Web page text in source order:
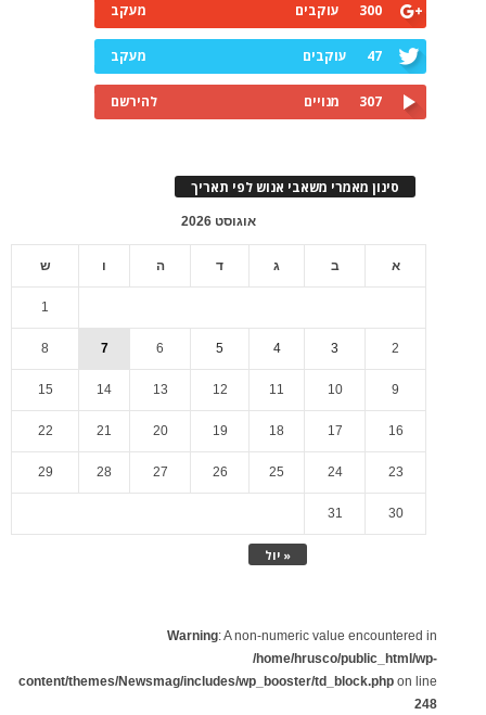
300 עוקבים מעקב
47 עוקבים מעקב
307 מנויים להירשם
סינון מאמרי משאבי אנוש לפי תאריך
אוגוסט 2026
א ב ג ד ה ו ש
« יול
1
2
3
4
5
6
7
8
9
10
11
12
13
14
15
16
17
18
19
20
21
22
23
24
25
26
27
28
29
30
31
Warning: A non-numeric value encountered in
/home/hrusco/public_html/wp-
content/themes/Newsmag/includes/wp_booster/td_block.php on line
248